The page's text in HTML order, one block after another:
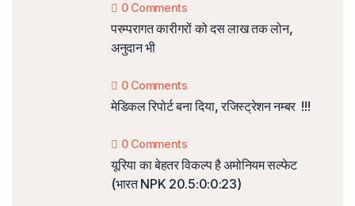
0 Comments
परम्परागत कारीगरों को दस लाख तक लोन,
अनुदान भी
0 Comments
मेडिकल रिपोर्ट बना दिया, रजिस्ट्रेशन नम्बर !!!
0 Comments
यूरिया का बेहतर विकल्प है अमोनियम सल्फेट
(भारत NPK 20.5:0:0:23)